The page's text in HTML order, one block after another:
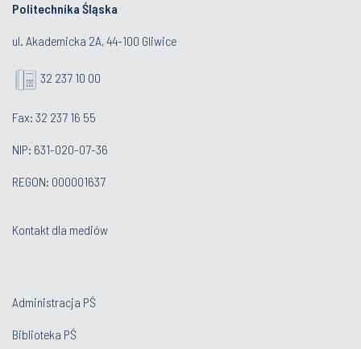
Politechnika Śląska
ul. Akademicka 2A, 44-100 Gliwice
32 237 10 00
Fax: 32 237 16 55
NIP: 631-020-07-36
REGON: 000001637
Kontakt dla mediów
Administracja PŚ
Biblioteka PŚ